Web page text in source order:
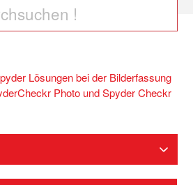
Lösungen bei der Bilderfassung
Photo und Spyder Checkr